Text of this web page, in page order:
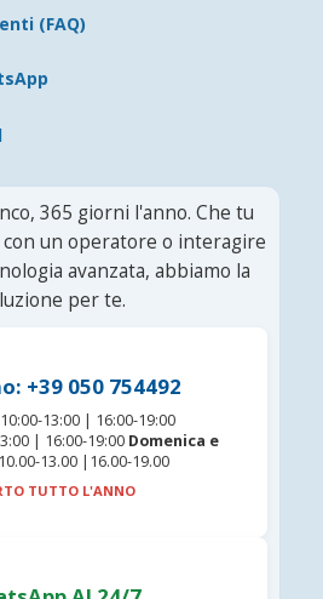
(FAQ)
365 giorni l'anno. Che tu
un operatore o interagire
avanzata, abbiamo la
per te.
+39 050 754492
10:00-13:00 | 16:00-19:00
| 16:00-19:00 Domenica e
10.00-13.00 |16.00-19.00
TUTTO L'ANNO